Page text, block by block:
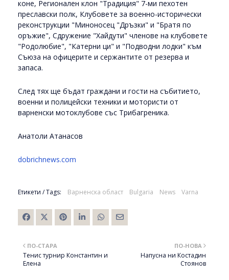
коне, Регионален клон "Традиция" 7-ми пехотен
преславски полк, Клубовете за военно-исторически
реконструкции "Миноносец "Дръзки" и "Братя по
оръжие", Сдружение "Хайдути" членове на клубовете
"Родолюбие", "Катерни ци" и "Подводни лодки" към
Съюза на офицерите и сержантите от резерва и
запаса.
След тях ще бъдат граждани и гости на събитието,
военни и полицейски техники и мотористи от
варненски мотоклубове със Трибагреника.
Анатоли Атанасов
dobrichnews.com
Етикети / Tags: Варненска област Bulgaria News Varna
ПО-НОВА
Напусна ни Костадин
Стоянов
ПО-СТАРА
Тенис турнир Константин и
Елена